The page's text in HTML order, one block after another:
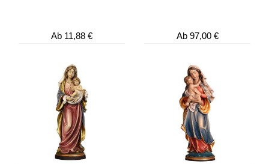
Ab 11,88 € Ab97,00 €